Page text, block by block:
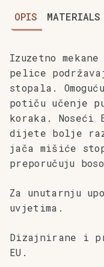
OPIS MATERIALS
Izuzetno
pelice
stopala.
potiču učenje
koraka. Noseći
dijete bolje
jača mišiće
preporučuju
Za unutarnju
uvjetima.
Dizajnirane i
EU.